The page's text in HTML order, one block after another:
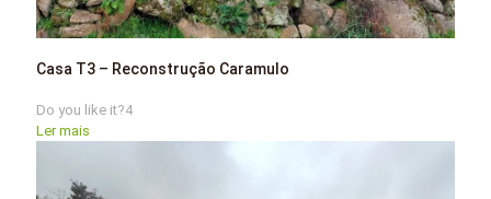
Casa T3 – Reconstrução Caramulo
Do you like it?4
Ler mais